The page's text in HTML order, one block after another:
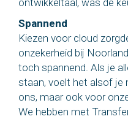
ontwikkeltaal, was de
Spannend
Kiezen voor cloud
onzekerheid bij
toch spannend. Als je
staan, voelt het alsof je
ons, maar ook voor
We hebben met